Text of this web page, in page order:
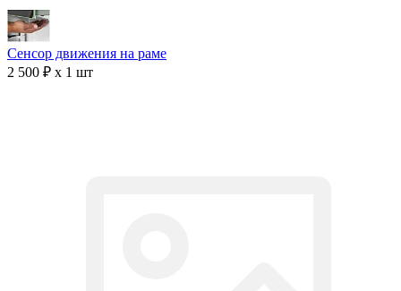
Сенсор движения на раме
2 500 ₽ x 1 шт